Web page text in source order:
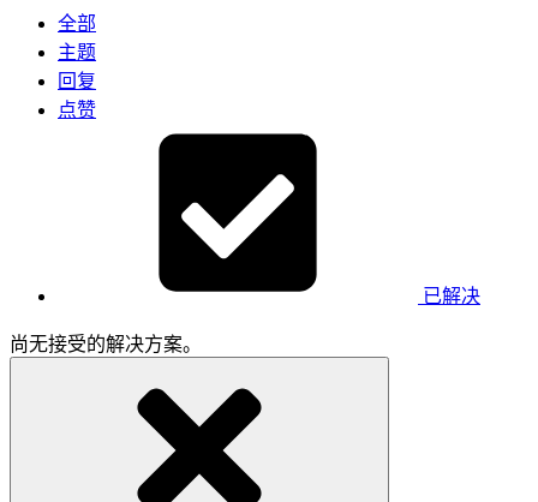
全部
主题
回复
点赞
已解决
尚无接受的解决方案。